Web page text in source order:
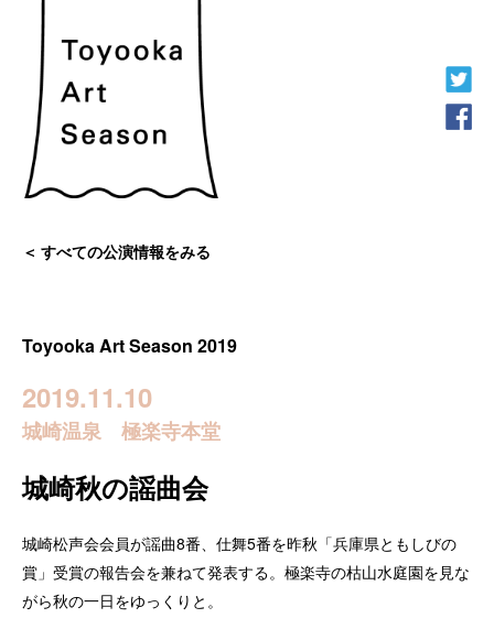
すべての公演情報をみる
Toyooka Art Season 2019
2019.11.10
城崎温泉 極楽寺本堂
城崎秋の謡曲会
城崎松声会会員が謡曲8番、仕舞5番を昨秋「兵庫県ともしびの
賞」受賞の報告会を兼ねて発表する。極楽寺の枯山水庭園を見な
がら秋の一日をゆっくりと。